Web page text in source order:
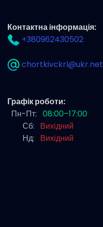
Контактна інформація:
+380962430502
chortkivckrl@ukr.net
Графік роботи:
Пн-Пт: 08:00–17:00
Сб:
Вихідний
Нд:
Вихідний